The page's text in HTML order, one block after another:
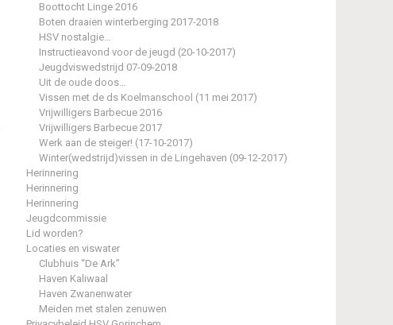
Boottocht Linge 2016
Boten draaien winterberging 2017-2018
HSV nostalgie…
Instructieavond voor de jeugd (20-10-2017)
Jeugdviswedstrijd 07-09-2018
Uit de oude doos…
Vissen met de ds Koelmanschool (11 mei 2017)
Vrijwilligers Barbecue 2016
Vrijwilligers Barbecue 2017
Werk aan de steiger! (17-10-2017)
Winter(wedstrijd)vissen in de Lingehaven (09-12-2017)
Herinnering
Herinnering
Herinnering
Jeugdcommissie
Lid worden?
Locaties en viswater
Clubhuis “De Ark”
Haven Kaliwaal
Haven Zwanenwater
Meiden met stalen zenuwen